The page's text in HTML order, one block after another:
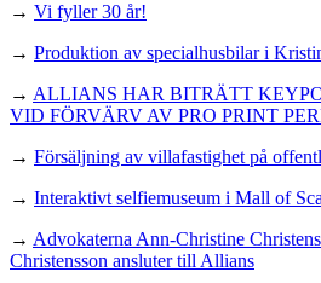
→ Vi fyller 30 år!
→ Produktion av specialhusbilar i
→ ALLIANS HAR BITRÄTT
VID FÖRVÄRV AV PRO PRINT
→ Försäljning av villafastighet på
→ Interaktivt selfiemuseum i Mall of
→ Advokaterna Ann-Christine
Christensson ansluter till Allians